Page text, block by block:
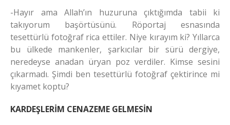
-Hayır ama Allah’ın huzuruna çıktığımda tabii ki
takıyorum başörtüsünü. Röportaj esnasında
tesettürlü fotoğraf rica ettiler. Niye kırayım ki? Yıllarca
bu ülkede mankenler, şarkıcılar bir sürü dergiye,
neredeyse anadan üryan poz verdiler. Kimse sesini
çıkarmadı. Şimdi ben tesettürlü fotoğraf çektirince mi
kıyamet koptu?
KARDEŞLERİM CENAZEME GELMESİN